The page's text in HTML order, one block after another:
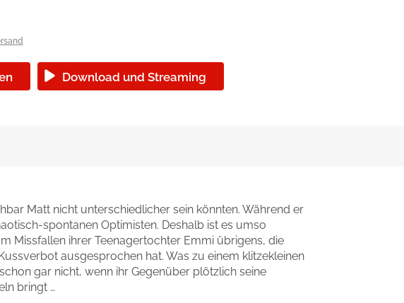
Download und Streaming
Matt nicht unterschiedlicher sein könnten. Während er
spontanen Optimisten. Deshalb ist es umso
Missfallen ihrer Teenagertochter Emmi übrigens, die
ausgesprochen hat. Was zu einem klitzekleinen
gar nicht, wenn ihr Gegenüber plötzlich seine
bringt …